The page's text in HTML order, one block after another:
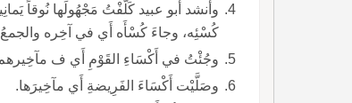
وأَنشد أَبو عبيد كَلَّفْتُ مَجْهُولَها نُوقاً
كُسْئِه، وجاءَ كُسْأَه أَي في آخِره
وجُئْتُ في أَكْسَاءِ القَوْمِ أَي ف
وصَلَّيْت أَكْسَاءَ الفَرِيضةِ أَي مآخِيرَها.